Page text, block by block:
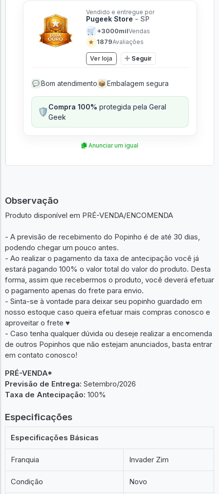
Vendido e entregue por
Pugeek Store - SP
🛒 +3000milVendas
★ 1879Avaliações
Ver loja Seguir
💬 Bom atendimento 📦 Embalagem segura
🛡️Compra 100% protegida pela Geral
Geek
Anunciar um igual
Observação
Produto disponível em PRÉ-VENDA/ENCOMENDA
- A previsão de recebimento do Popinho é de até 30 dias,
podendo chegar um pouco antes.
- Ao realizar o pagamento da taxa de antecipação você já
estará pagando 100% o valor total do valor do produto. Desta
forma, assim que recebermos o produto, você deverá efetuar
o pagamento apenas do frete para envio.
- Sinta-se à vontade para deixar seu popinho guardado em
nosso estoque caso queira efetuar mais compras conosco e
aproveitar o frete ♥︎
- Caso tenha qualquer dúvida ou deseje realizar a encomenda
de outros Popinhos que não estejam anunciados, basta entrar
em contato conosco!
PRÉ-VENDA*
Previsão de Entrega: Setembro/2026
Taxa de Antecipação: 100%
Especificações
Especificações Básicas
Franquia Invader Zim
Condição Novo